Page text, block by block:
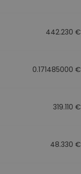
442.230 €
0.171485000 €
319.110 €
48.330 €